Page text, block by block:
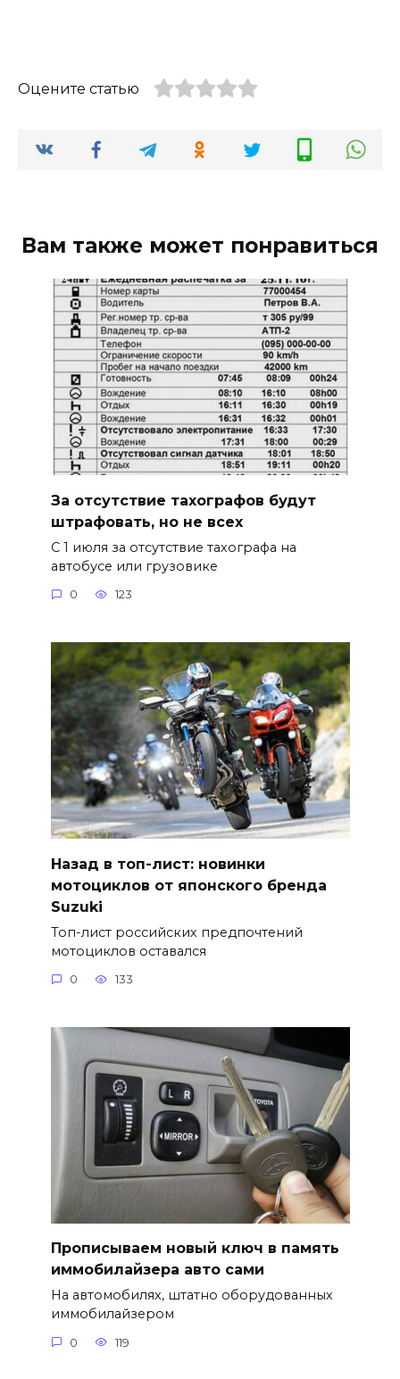
Оцените статью
Вам также может понравиться
За отсутствие тахографов будут
штрафовать, но не всех
С 1 июля за отсутствие тахографа на
автобусе или грузовике
0 123
Назад в топ-лист: новинки
мотоциклов от японского бренда
Suzuki
Топ-лист российских предпочтений
мотоциклов оставался
0 133
Прописываем новый ключ в память
иммобилайзера авто сами
На автомобилях, штатно оборудованных
иммобилайзером
0 119